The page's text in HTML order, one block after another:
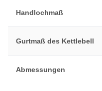
Handlochmaß
Gurtmaß des Kettlebell
Abmessungen